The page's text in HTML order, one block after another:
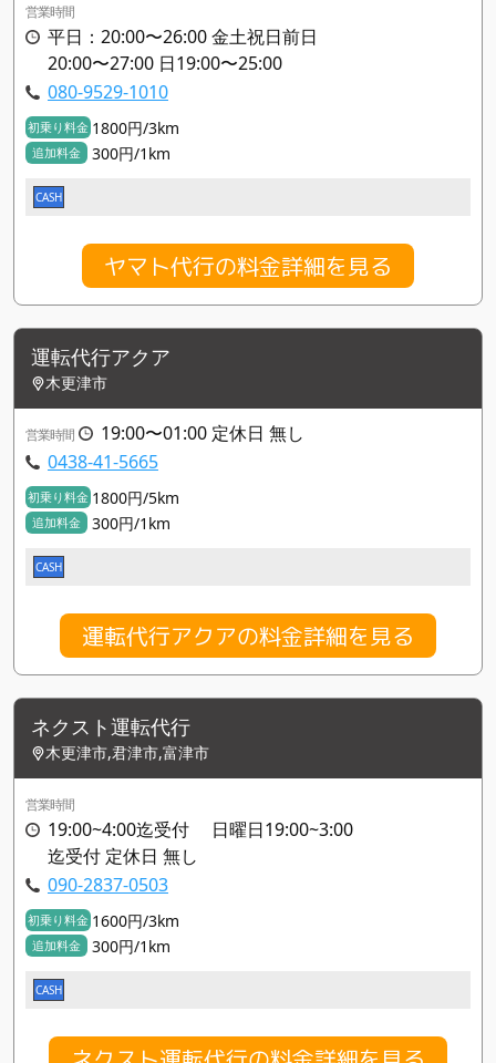
営業時間
平日：20:00〜26:00 金土祝日前日
20:00〜27:00 日19:00〜25:00
080-9529-1010
初乗り料金 1800円/3km
追加料金 300円/1km
CASH
ヤマト代行の料金詳細を見る
運転代行アクア
木更津市
営業時間
19:00〜01:00 定休日 無し
0438-41-5665
初乗り料金 1800円/5km
追加料金 300円/1km
CASH
運転代行アクアの料金詳細を見る
ネクスト運転代行
木更津市,君津市,富津市
営業時間
19:00~4:00迄受付 日曜日19:00~3:00
迄受付 定休日 無し
090-2837-0503
初乗り料金 1600円/3km
追加料金 300円/1km
CASH